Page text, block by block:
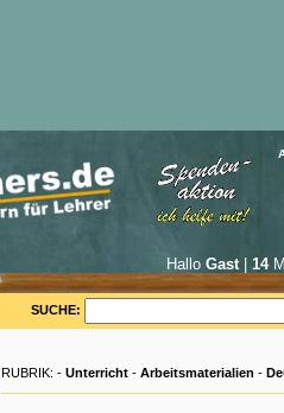
Hallo Gast| 14
SUCHE:
RUBRIK: - Unterricht - Arbeitsmaterialien -